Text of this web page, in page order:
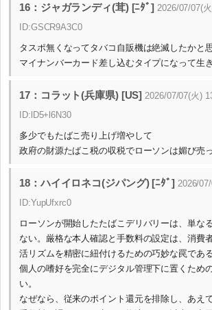
16：ジャガランディ(茸) [ﾆﾀﾞ] 2026/07/07(
ID:GSCR9A3C0
タスポ無くなってタバコ自販機は絶滅したかと
マイナンバーカード差し込むタイプになって生
17：コラット(兵庫県) [US] 2026/07/07(火)
ID:lD5+l6N30
多少でもたばこ売り上げ増やして
政府の財源たばこ税の収税でローソンは媚び売
18：ハイイロネコ(ジパング) [ﾆﾀﾞ] 2026/
ID:YupUfxrc0
ローソンが開始したたばこデリバリーは、単な
ない。厳格な本人確認と手数料の設定は、消費
活リズムを精密に紐付けるための巧妙な罠であ
個人の嗜好を完全にデジタル管理下に置くため
い。
なぜなら、従来のポイント還元を排除し、あえ